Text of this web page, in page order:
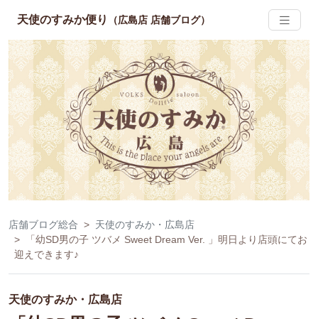
天使のすみか便り （広島店 店舗ブログ）
店舗ブログ総合
天使のすみか・広島店
「幼SD男の子 ツバメ Sweet Dream Ver. 」明日より店頭にてお
迎えできます♪
天使のすみか・広島店